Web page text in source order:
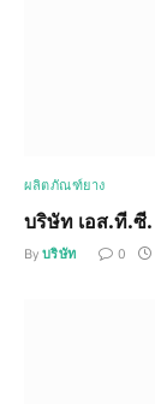
ผลิตภัณฑ์ยาง
บริษัท เอส.ที.ซี.
By บริษัท 0